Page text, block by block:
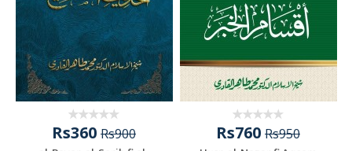
Rs360 Rs900 Rs760 Rs950